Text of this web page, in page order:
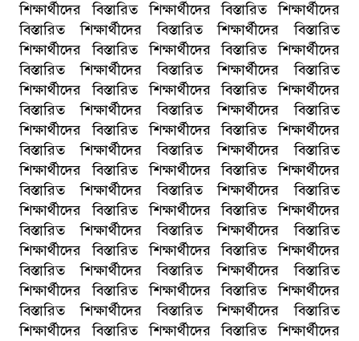
শিক্ষার্থীদের বিস্তারিত শিক্ষার্থীদের বিস্তারিত শিক্ষার্থীদের
বিস্তারিত শিক্ষার্থীদের বিস্তারিত শিক্ষার্থীদের বিস্তারিত
শিক্ষার্থীদের বিস্তারিত শিক্ষার্থীদের বিস্তারিত শিক্ষার্থীদের
বিস্তারিত শিক্ষার্থীদের বিস্তারিত শিক্ষার্থীদের বিস্তারিত
শিক্ষার্থীদের বিস্তারিত শিক্ষার্থীদের বিস্তারিত শিক্ষার্থীদের
বিস্তারিত শিক্ষার্থীদের বিস্তারিত শিক্ষার্থীদের বিস্তারিত
শিক্ষার্থীদের বিস্তারিত শিক্ষার্থীদের বিস্তারিত শিক্ষার্থীদের
বিস্তারিত শিক্ষার্থীদের বিস্তারিত শিক্ষার্থীদের বিস্তারিত
শিক্ষার্থীদের বিস্তারিত শিক্ষার্থীদের বিস্তারিত শিক্ষার্থীদের
বিস্তারিত শিক্ষার্থীদের বিস্তারিত শিক্ষার্থীদের বিস্তারিত
শিক্ষার্থীদের বিস্তারিত শিক্ষার্থীদের বিস্তারিত শিক্ষার্থীদের
বিস্তারিত শিক্ষার্থীদের বিস্তারিত শিক্ষার্থীদের বিস্তারিত
শিক্ষার্থীদের বিস্তারিত শিক্ষার্থীদের বিস্তারিত শিক্ষার্থীদের
বিস্তারিত শিক্ষার্থীদের বিস্তারিত শিক্ষার্থীদের বিস্তারিত
শিক্ষার্থীদের বিস্তারিত শিক্ষার্থীদের বিস্তারিত শিক্ষার্থীদের
বিস্তারিত শিক্ষার্থীদের বিস্তারিত শিক্ষার্থীদের বিস্তারিত
শিক্ষার্থীদের বিস্তারিত শিক্ষার্থীদের বিস্তারিত শিক্ষার্থীদের